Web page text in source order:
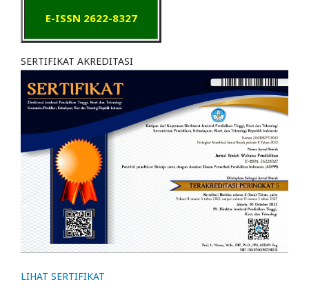
E-ISSN 2622-8327
SERTIFIKAT AKREDITASI
LIHAT SERTIFIKAT